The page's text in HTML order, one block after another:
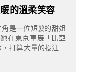
的溫柔笑容
是一位短髮的甜姐
在東京車展「比亞
打算大量的投注資